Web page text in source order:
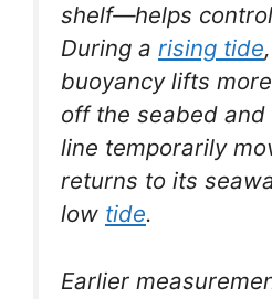
shelf—helps
During a rising tide
buoyancy lifts
off the seabed
line temporarily
returns to its
low tide.
Earlier